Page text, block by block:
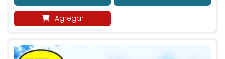
Agregar